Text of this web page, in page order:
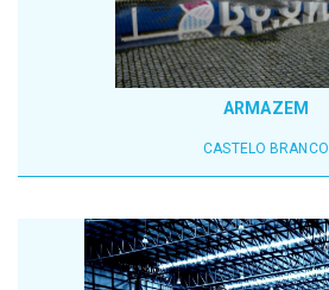
ARMAZEM
CASTELO BRANCO